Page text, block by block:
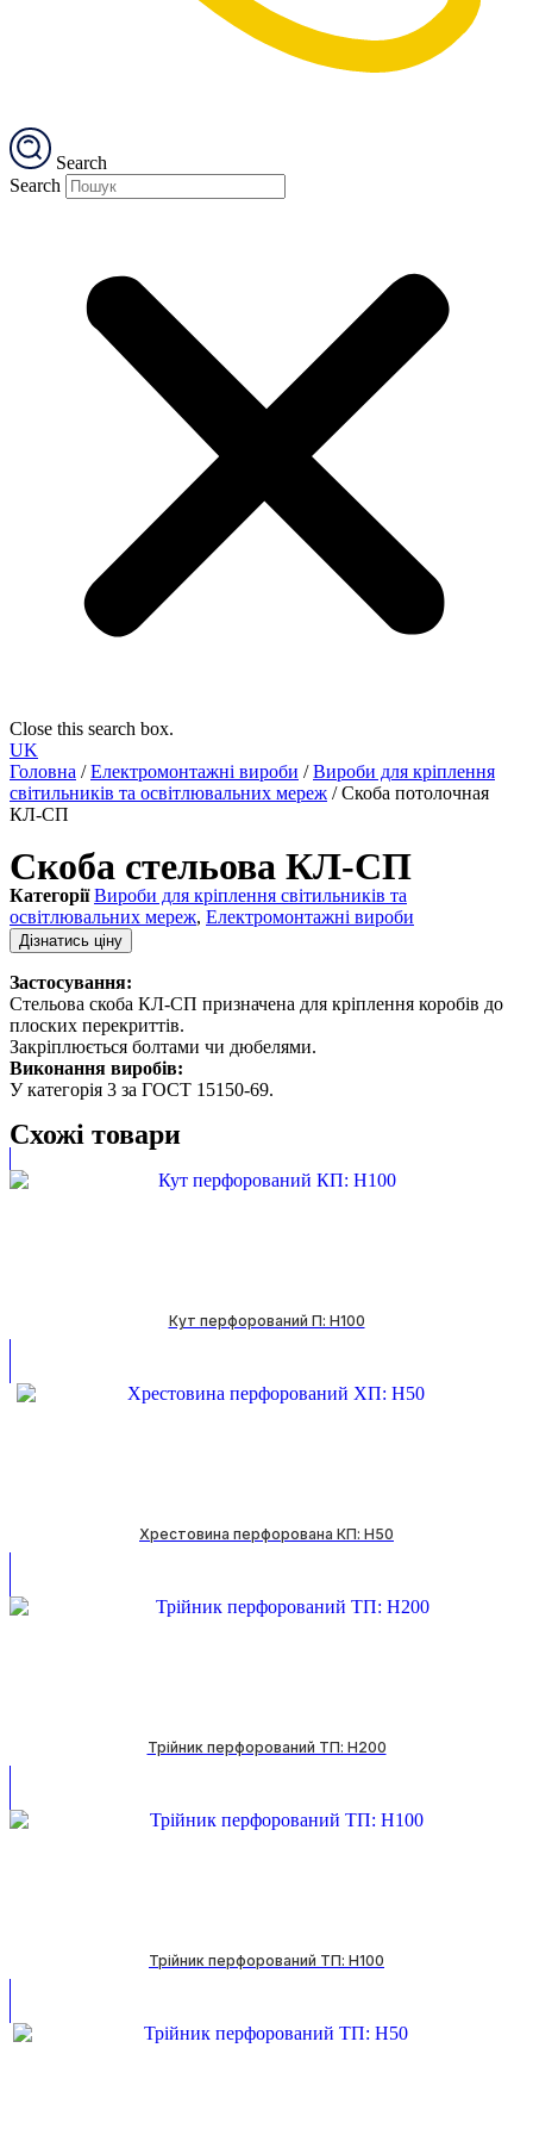
Search
Search
Close this search box.
UK
Головна /Електромонтажні вироби /Вироби для кріплення
світильників та освітлювальних мереж / Скоба потолочная
КЛ-СП
Скоба стельова КЛ-СП
Категорії Вироби для кріплення світильників та
освітлювальних мереж, Електромонтажні вироби
Дізнатись ціну
Застосування:
Стельова скоба КЛ-СП призначена для кріплення коробів до
плоских перекриттів.
Закріплюється болтами чи дюбелями.
Виконання виробів:
У категорія 3 за ГОСТ 15150-69.
Схожі товари
Кут перфорований П: H100
Хрестовина перфорована КП: H50
Трійник перфорований ТП: H200
Трійник перфорований ТП: H100